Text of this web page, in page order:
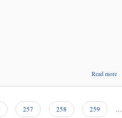
Read more
257 258 259
…